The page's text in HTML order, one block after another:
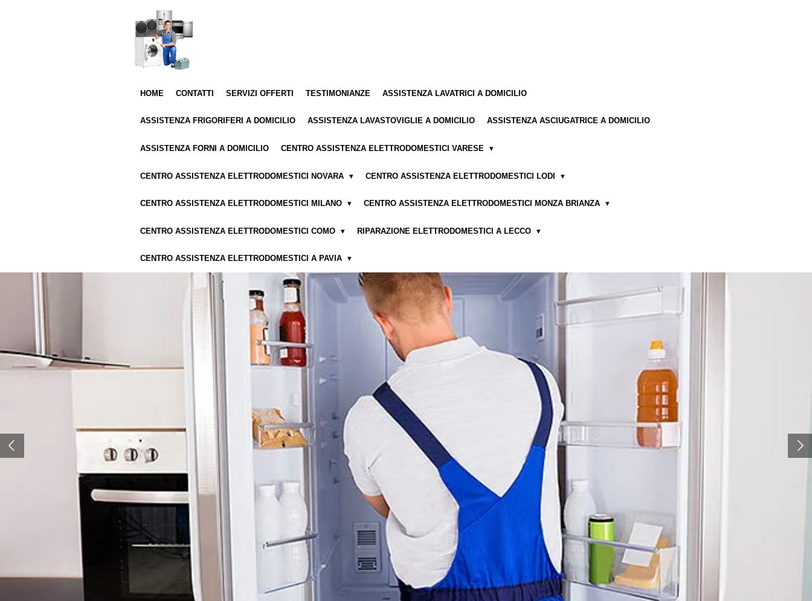
HOME CONTATTI SERVIZI OFFERTI TESTIMONIANZE ASSISTENZA LAVATRICI A DOMICILIO
ASSISTENZA FRIGORIFERI A DOMICILIO ASSISTENZA LAVASTOVIGLIE A DOMICILIO ASSISTENZA ASCIUGATRICE A DOMICILIO
ASSISTENZA FORNI A DOMICILIO CENTRO ASSISTENZA ELETTRODOMESTICI VARESE
CENTRO ASSISTENZA ELETTRODOMESTICI NOVARA CENTRO ASSISTENZA ELETTRODOMESTICI LODI
CENTRO ASSISTENZA ELETTRODOMESTICI MILANO CENTRO ASSISTENZA ELETTRODOMESTICI MONZA BRIANZA
CENTRO ASSISTENZA ELETTRODOMESTICI COMO RIPARAZIONE ELETTRODOMESTICI A LECCO
CENTRO ASSISTENZA ELETTRODOMESTICI A PAVIA